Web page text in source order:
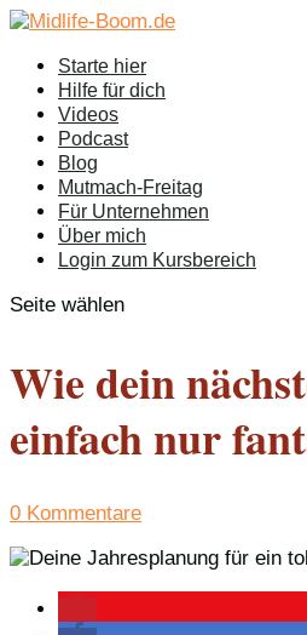
Starte hier
Hilfe für dich
Videos
Podcast
Blog
Mutmach-Freitag
Für Unternehmen
Über mich
Login zum Kursbereich
Seite wählen
Wie dein
einfach nur
0 Kommentare